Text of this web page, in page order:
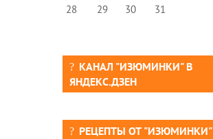
28 29 30 31
КАНАЛ "ИЗЮМИНКИ" В
ЯНДЕКС.ДЗЕН
РЕЦЕПТЫ ОТ "ИЗЮМИНКИ"